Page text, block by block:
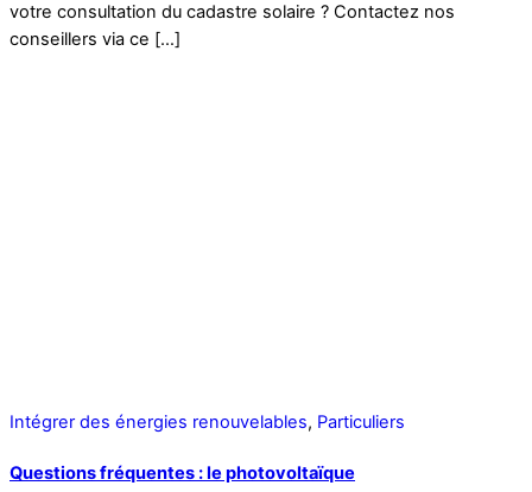
votre consultation du cadastre solaire ? Contactez nos
conseillers via ce […]
Intégrer des énergies renouvelables, Particuliers
Questions fréquentes : le photovoltaïque